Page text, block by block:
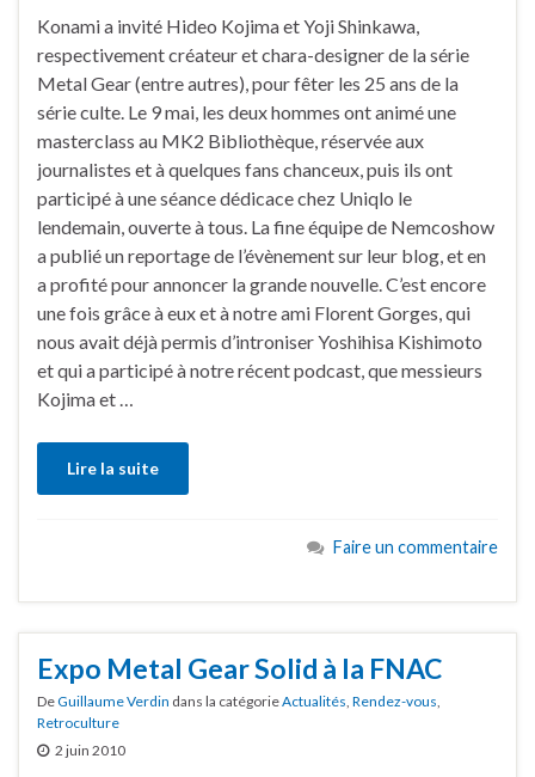
Konami a invité Hideo Kojima et Yoji Shinkawa,
respectivement créateur et chara-designer de la série
Metal Gear (entre autres), pour fêter les 25 ans de la
série culte. Le 9 mai, les deux hommes ont animé une
masterclass au MK2 Bibliothèque, réservée aux
journalistes et à quelques fans chanceux, puis ils ont
participé à une séance dédicace chez Uniqlo le
lendemain, ouverte à tous. La fine équipe de Nemcoshow
a publié un reportage de l’évènement sur leur blog, et en
a profité pour annoncer la grande nouvelle. C’est encore
une fois grâce à eux et à notre ami Florent Gorges, qui
nous avait déjà permis d’introniser Yoshihisa Kishimoto
et qui a participé à notre récent podcast, que messieurs
Kojima et …
Lire la suite
Faire un commentaire
Expo Metal Gear Solid à la FNAC
DeGuillaume Verdin dans la catégorieActualités Rendez-vous
Retroculture
2 juin 2010